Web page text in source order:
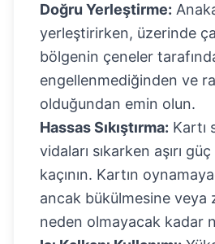
Doğru Yerleştirme:
yerleştirirken, üzerinde
bölgenin çeneler
engellenmediğinden ve
olduğundan emin olun.
Hassas Sıkıştırma: Kartı
vidaları sıkarken aşırı
kaçının. Kartın
ancak bükülmesine veya
neden olmayacak kadar